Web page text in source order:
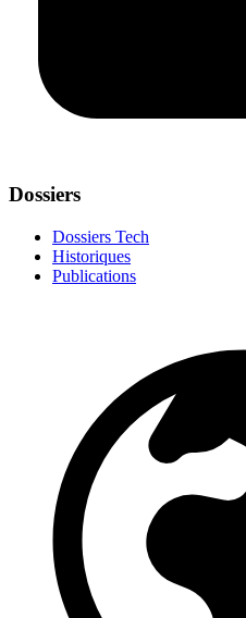
Dossiers
Dossiers Tech
Historiques
Publications